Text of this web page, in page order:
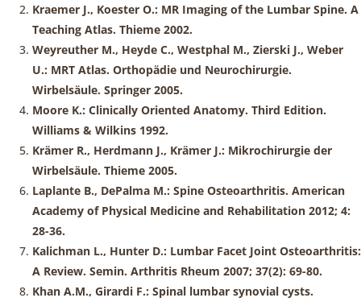
Kraemer J., Koester O.: MR Imaging of the Lumbar Spine. A
Teaching Atlas. Thieme 2002.
Weyreuther M., Heyde C., Westphal M., Zierski J., Weber
U.: MRT Atlas. Orthopädie und Neurochirurgie.
Wirbelsäule. Springer 2005.
Moore K.: Clinically Oriented Anatomy. Third Edition.
Williams & Wilkins 1992.
Krämer R., Herdmann J., Krämer J.: Mikrochirurgie der
Wirbelsäule. Thieme 2005.
Laplante B., DePalma M.: Spine Osteoarthritis. American
Academy of Physical Medicine and Rehabilitation 2012; 4:
28-36.
Kalichman L., Hunter D.: Lumbar Facet Joint Osteoarthritis:
A Review. Semin. Arthritis Rheum 2007; 37(2): 69-80.
Khan A.M., Girardi F.: Spinal lumbar synovial cysts.